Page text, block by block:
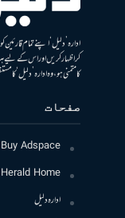
ادارہ ’دلیل‘ اپنے تمام
کر اظہار کریں اور اس کے لیے
کا متمنی ہو، وہ ادارہ ’دلیل‘
صفحات
Buy Adspace
Herald Home
ادارہ دلیل